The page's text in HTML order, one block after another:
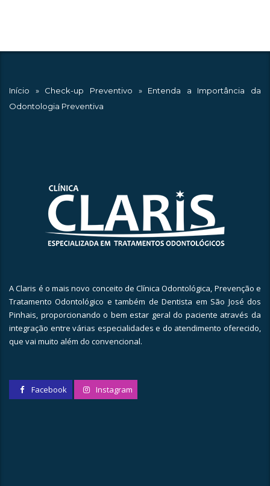
Início » Check-up Preventivo » Entenda a Importância da
Odontologia Preventiva
A Claris é o mais novo conceito de Clínica Odontológica, Prevenção e
Tratamento Odontológico e também de Dentista em São José dos
Pinhais, proporcionando o bem estar geral do paciente através da
integração entre várias especialidades e do atendimento oferecido,
que vai muito além do convencional.
Facebook Instagram